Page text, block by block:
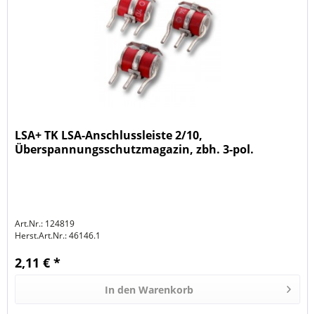
LSA+ TK LSA-Anschlussleiste 2/10,
Überspannungsschutzmagazin, zbh. 3-pol.
Art.Nr.: 124819
Herst.Art.Nr.:46146.1
2,11 € *
In den Warenkorb